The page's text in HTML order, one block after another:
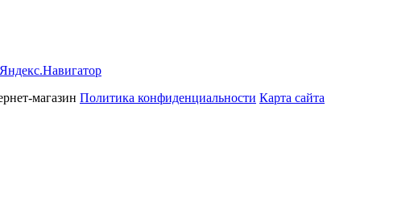
магазин Политика конфиденциальности Карта сайта